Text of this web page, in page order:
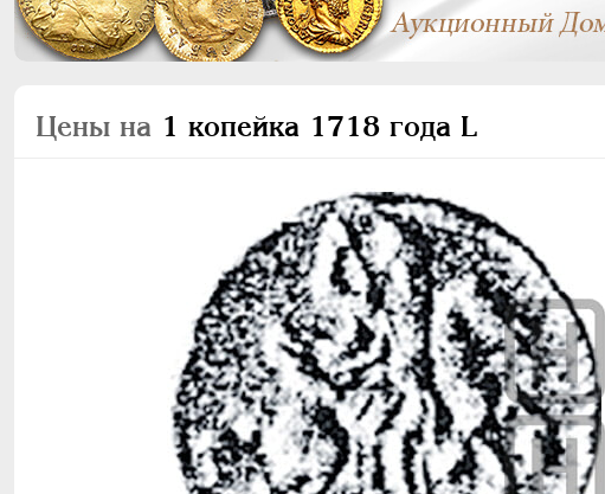
Цены на 1 копейка 1718 года L